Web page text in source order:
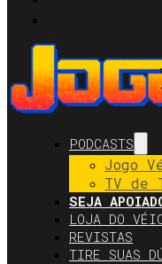
PODCASTS
Jogo
TV de
SEJA
LOJA DO
REVISTAS
TIRE SUAS